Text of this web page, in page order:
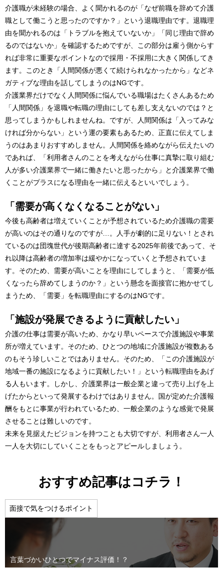
介護職が未経験の場合、よく聞かれるのが「なぜ前職を辞めて介護
職として働こうと思ったのですか？」という退職理由です。退職理
由を聞かれるのは「トラブルを抱えていないか」「同じ理由で辞め
るのではないか」を確認するためですが、この部分は雇う側からす
れば非常に重要なポイントなので採用・不採用に大きく関係してき
ます。このとき「人間関係が悪くて続けられなかったから」などネ
ガティブな理由を話してしまうのはNGです。
介護業界だけでなく人間関係に悩んでいる職場はたくさんあるため
「人間関係」を退職や転職の理由にしても差し支えないのでは？と
思ってしまうかもしれませんね。ですが、人間関係は「入ってみな
ければ分からない」という運の要素もあるため、正直に伝えてしま
うのはあまりおすすめしません。人間関係を絡めながら伝えたいの
であれば、「利用者さんのことを考えながら仕事に真摯に取り組む
人が多い介護業界で一緒に働きたいと思ったから」と介護業界で働
くことがプラスになる理由を一緒に伝えるといいでしょう。
「需要が高くなくなることがない」
今後も高齢者は増えていくことが予想されているため介護職の需要
が高いのはその通りなのですが…。人手が劇的に足りない！とされ
ているのは団塊世代が後期高齢者に達する2025年前後であって、そ
れ以降は高齢者の増加率は緩やかになっていくと予想されていま
す。そのため、需要が高いことを理由にしてしまうと、「需要が低
くなったら辞めてしまうのか？」という懸念を面接官に抱かせてし
まうため、「需要」を転職理由にするのはNGです。
「施設が発展できるように貢献したい」
介護の仕事は需要が高いため、かなり早いペースで介護施設や事業
所が増えています。そのため、ひとつの地域に介護施設が複数ある
のもそう珍しいことではありません。そのため、「この介護施設が
地域一番の施設になるように貢献したい！」という転職理由をあげ
る人もいます。しかし、介護業界は一般企業と違って売り上げを上
げたからといって発展するわけではありません。国が定めた介護報
酬をもとに事業が行われているため、一般企業のような感覚で発展
させることは難しいのです。
未来を見据えたビジョンを持つことも大切ですが、利用者さん一人
一人を大切にしていくことをもっとアピールしましょう。
おすすめ記事はコチラ！
面接で気をつけるポイント
言葉づかいひとつでマイナス評価！？